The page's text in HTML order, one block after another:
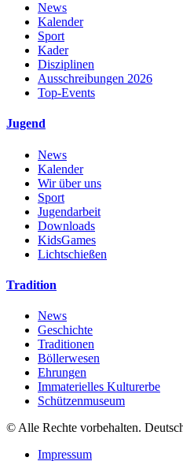
News
Kalender
Sport
Kader
Disziplinen
Ausschreibungen 2026
Top-Events
Jugend
News
Kalender
Wir über uns
Sport
Jugendarbeit
Downloads
KidsGames
Lichtschießen
Tradition
News
Geschichte
Traditionen
Böllerwesen
Ehrungen
Immaterielles Kulturerbe
Schützenmuseum
© Alle Rechte vorbehalten.
Impressum